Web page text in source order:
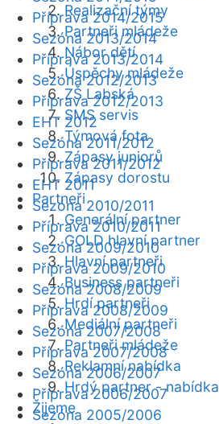
Realizační týmy
Partneři mládeže
Nábor dětí
Úspěchy mládeže
ZŠ Labská
SMS servis
Týmová fota
Zápasy juniorů
Zápasy dorostu
Partneři
Generální partner
GOLD hlavní partner
Hlavní partneři
Business partneři
Hrdí partneři
Mediální partneři
Partneři mládeže
Reklamní nabídka
Hrdý partner - nabídka
Žijeme
Příprava 2014/2015
Sezóna 2013/2014
Příprava 2013/2014
Sezóna 2012/2013
Příprava 2012/2013
EHT 2012
Sezóna 2011/2012
Příprava 2011/2012
EHT 2011
Sezóna 2010/2011
Příprava 2010/2011
Sezóna 2009/2010
Příprava 2009/2010
Sezóna 2008/2009
Příprava 2008/2009
Sezóna 2007/2008
Příprava 2007/2008
Sezóna 2006/2007
Příprava 2006/2007
Sezóna 2005/2006